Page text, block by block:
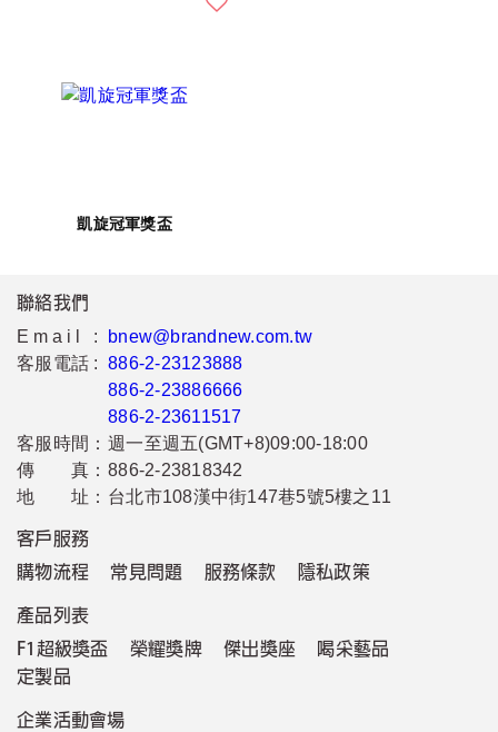
凱旋冠軍獎盃
聯絡我們
Email :
bnew@brandnew.com.tw
客服電話 : 886-2-23123888
886-2-23886666
886-2-23611517
客服時間： 週一至週五(GMT+8)09:00-18:00
傳 真： 886-2-23818342
地 址： 台北市108漢中街147巷5號5樓之11
客戶服務
購物流程
常見問題 服務條款 隱私政策
產品列表
F1超級獎盃
榮耀獎牌 傑出獎座
喝采藝品
定製品
企業活動會場